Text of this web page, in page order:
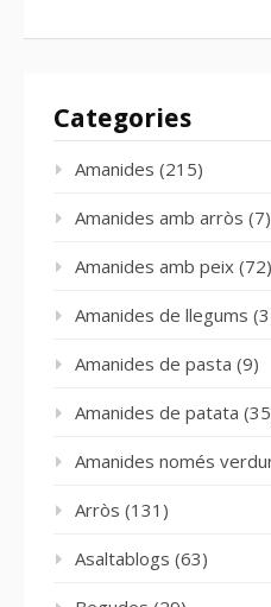
Categories
Amanides (215)
Amanides amb arròs (7)
Amanides amb peix (72)
Amanides de llegums
Amanides de pasta (9)
Amanides de patata
Amanides només
Arròs (131)
Asaltablogs (63)